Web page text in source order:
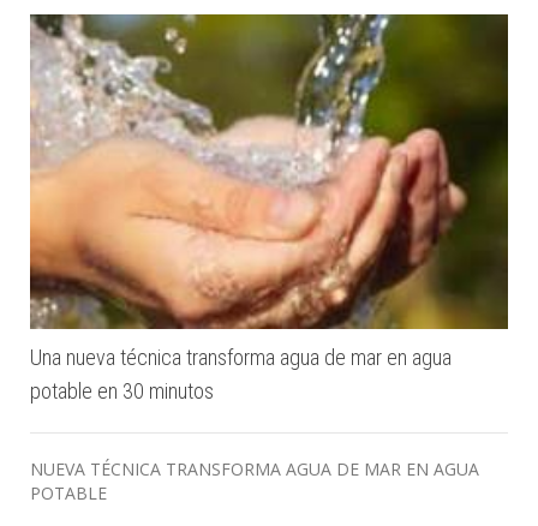
Una nueva técnica transforma agua de mar en agua
potable en 30 minutos
NUEVA TÉCNICA TRANSFORMA AGUA DE MAR EN AGUA
POTABLE